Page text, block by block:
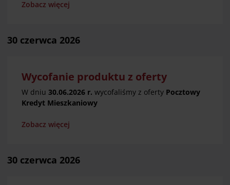
Zobacz więcej
30 czerwca 2026
Wycofanie produktu z oferty
W dniu 30.06.2026 r. wycofaliśmy z oferty Pocztowy
Kredyt Mieszkaniowy
Zobacz więcej
30 czerwca 2026